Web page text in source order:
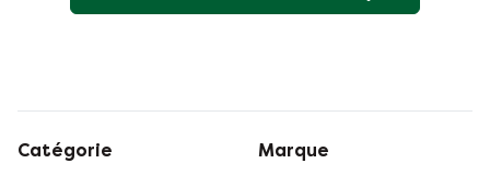
Catégorie
Marque